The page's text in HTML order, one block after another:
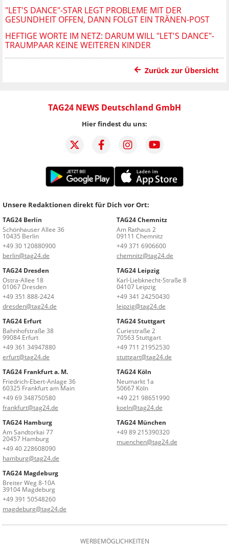
"LET'S DANCE"-STAR LEGT PROBLEME MIT DER
GESUNDHEIT OFFEN, DANN FOLGT EIN TRÄNEN-POST
HEFTIGE WORTE IM NETZ: DARUM WILL "LET'S DANCE"-
TRAUMPAAR KEINE WEITEREN KINDER
Zurück zur Übersicht
TAG24 NEWS Deutschland GmbH
Hier findest du uns:
Unsere Redaktionen direkt für Dich vor Ort:
TAG24 Berlin
Schönhauser Allee 36
10435 Berlin
+49 30 120880900
berlin@tag24.de
TAG24 Chemnitz
Am Rathaus 2
09111 Chemnitz
+49 371 6906600
chemnitz@tag24.de
TAG24 Dresden
Ostra-Allee 18
01067 Dresden
+49 351 888-2424
dresden@tag24.de
TAG24 Leipzig
Karl-Liebknecht-Straße 8
04107 Leipzig
+49 341 24250430
leipzig@tag24.de
TAG24 Erfurt
Bahnhofstraße 38
99084 Erfurt
+49 361 34947880
erfurt@tag24.de
TAG24 Stuttgart
Curiestraße 2
70563 Stuttgart
+49 711 21952530
stuttgart@tag24.de
TAG24 Frankfurt a. M.
Friedrich-Ebert-Anlage 36
60325 Frankfurt am Main
+49 69 348750580
frankfurt@tag24.de
TAG24 Köln
Neumarkt 1a
50667 Köln
+49 221 98651990
koeln@tag24.de
TAG24 Hamburg
Am Sandtorkai 77
20457 Hamburg
+49 40 228608090
hamburg@tag24.de
TAG24 München
+49 89 215390320
muenchen@tag24.de
TAG24 Magdeburg
Breiter Weg 8-10A
39104 Magdeburg
+49 391 50548260
magdeburg@tag24.de
WERBEMÖGLICHKEITEN